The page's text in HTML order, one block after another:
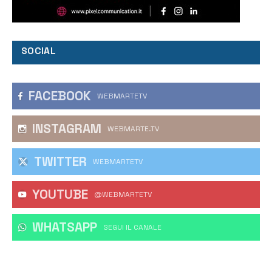
SOCIAL
FACEBOOK WEBMARTETV
INSTAGRAM WEBMARTE.TV
TWITTER WEBMARTETV
YOUTUBE @WEBMARTETV
WHATSAPP ‎SEGUI IL CANALE